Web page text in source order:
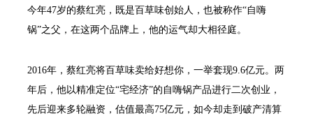
今年47岁的蔡红亮，既是百草味创始人，也被称作“自嗨
锅”之父，在这两个品牌上，他的运气却大相径庭。
2016年，蔡红亮将百草味卖给好想你，一举套现9.6亿元。两
年后，他以精准定位“宅经济”的自嗨锅产品进行二次创业，
先后迎来多轮融资，估值最高75亿元，如今却走到破产清算